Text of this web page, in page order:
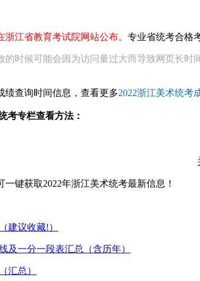
江省教育考试院网站公布。 专业省统考合格
的时候可能会因为访问量过大而导致网页长
绩查询时间信息，查看更多2022浙江美术统考
考专栏查看方法：
一键获取2022年浙江美术统考最新信息！
建议收藏!）
及一分一段表汇总（含历年）
汇总）